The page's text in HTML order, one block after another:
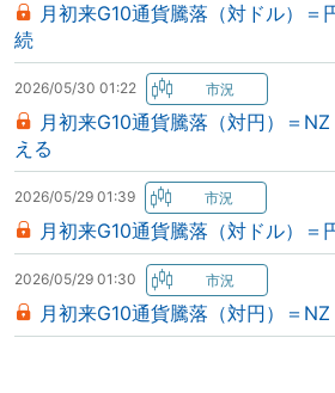
月初来G10通貨騰落（対ドル）＝
続
2026/05/30 01:22
月初来G10通貨騰落（対円）＝
える
2026/05/29 01:39
月初来G10通貨騰落（対ドル）＝
2026/05/29 01:30
月初来G10通貨騰落（対円）＝